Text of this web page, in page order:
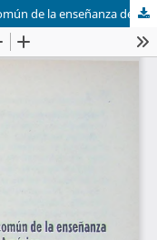
Proyecto de bases para un Programa común de la enseñanza de Sociología en Latino América